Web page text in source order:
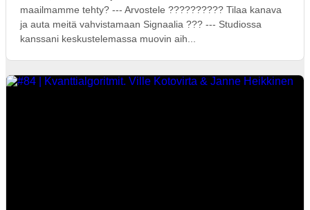
maailmamme tehty? --- Arvostele ?????????? Tilaa kanava
ja auta meitä vahvistamaan Signaalia ??? --- Studiossa
kanssani keskustelemassa muovin aih...